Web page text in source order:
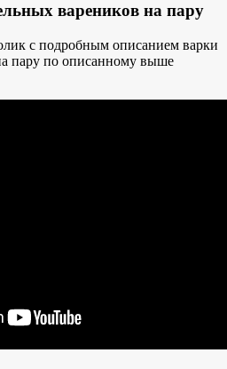
вареников на пару
с подробным описанием варки
пару по описанному выше